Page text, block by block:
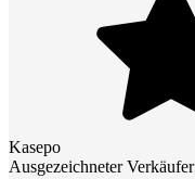
Kasepo
Ausgezeichneter Verkäufer